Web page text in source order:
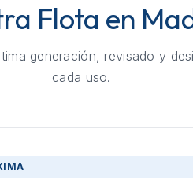
Flota en
generación, revisado y
cada uso.